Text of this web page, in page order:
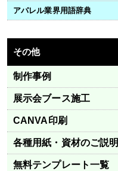
アパレル業界用語辞典
その他
制作事例
展示会ブース施工
CANVA印刷
各種用紙・資材のご説明
無料テンプレート一覧